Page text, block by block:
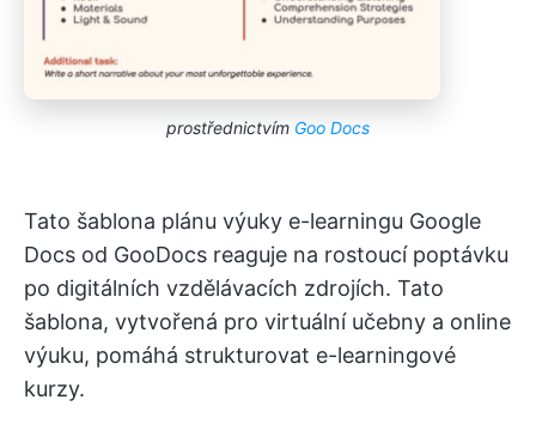
prostřednictvím Goo Docs
Tato šablona plánu výuky e-learningu Google
Docs od GooDocs reaguje na rostoucí poptávku
po digitálních vzdělávacích zdrojích. Tato
šablona, vytvořená pro virtuální učebny a online
výuku, pomáhá strukturovat e-learningové
kurzy.